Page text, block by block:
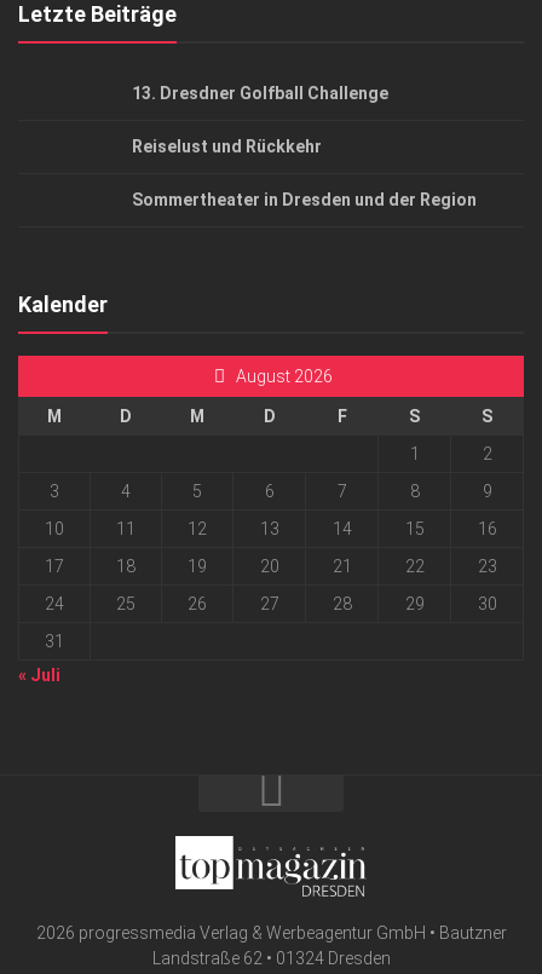
Letzte Beiträge
13. Dresdner Golfball Challenge
Reiselust und Rückkehr
Sommertheater in Dresden und der Region
Kalender
August 2026
M D M D F S
S
1
2
3
4 5 6 7 8
9
10
11 12 13 14 15
16
17
18 19 20 21 22
23
24
25 26 27 28 29
30
31
« Juli
2026 progressmedia Verlag & Werbeagentur GmbH • Bautzner
Landstraße 62 • 01324 Dresden